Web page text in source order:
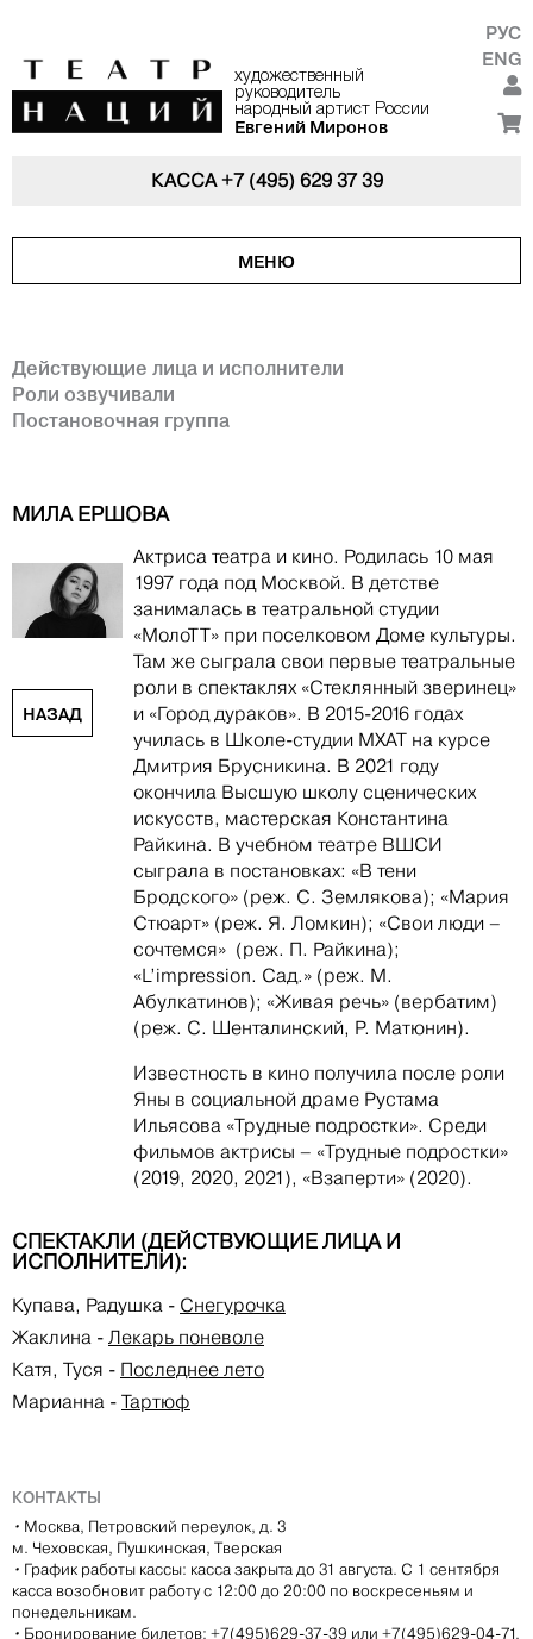
художественный
руководитель
народный артист России
Евгений Миронов
РУС
ENG
КАССА+7 (495) 629 37 39
МЕНЮ
Действующие лица и исполнители
Роли озвучивали
Постановочная группа
МИЛА ЕРШОВА
НАЗАД
Актриса театра и кино. Родилась 10 мая
1997 года под Москвой. В детстве
занималась в театральной студии
«МолоТТ» при поселковом Доме культуры.
Там же сыграла свои первые театральные
роли в спектаклях «Стеклянный зверинец»
и «Город дураков». В 2015-2016 годах
училась в Школе-студии МХАТ на курсе
Дмитрия Брусникина. В 2021 году
окончила Высшую школу сценических
искусств, мастерская Константина
Райкина. В учебном театре ВШСИ
сыграла в постановках: «В тени
Бродского» (реж. С. Землякова); «Мария
Стюарт» (реж. Я. Ломкин); «Свои люди –
сочтемся» (реж. П. Райкина);
«L’impression. Сад.» (реж. М.
Абулкатинов); «Живая речь» (вербатим)
(реж. С. Шенталинский, Р. Матюнин).
Известность в кино получила после роли
Яны в социальной драме Рустама
Ильясова «Трудные подростки». Среди
фильмов актрисы – «Трудные подростки»
(2019, 2020, 2021), «Взаперти» (2020).
СПЕКТАКЛИ (ДЕЙСТВУЮЩИЕ ЛИЦА И
ИСПОЛНИТЕЛИ):
Купава, Радушка - Снегурочка
Жаклина - Лекарь поневоле
Катя, Туся - Последнее лето
Марианна - Тартюф
КОНТАКТЫ
• Москва, Петровский переулок, д. 3
м. Чеховская, Пушкинская, Тверская
• График работы кассы: касса закрыта до 31 августа. С 1 сентября
касса возобновит работу с 12:00 до 20:00 по воскресеньям и
понедельникам.
• Бронирование билетов: +7(495)629-37-39 или +7(495)629-04-71,